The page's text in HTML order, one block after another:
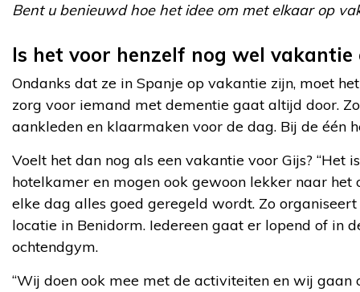
Bent u benieuwd hoe het idee om met elkaar op
Is het voor henzelf nog wel
Ondanks dat ze in Spanje op vakantie zijn, moet
zorg voor iemand met dementie gaat altijd door.
aankleden en klaarmaken voor de dag. Bij de één
Voelt het dan nog als een vakantie voor Gijs? “Het
hotelkamer en mogen ook gewoon lekker naar
elke dag alles goed geregeld wordt. Zo
locatie in Benidorm. Iedereen gaat er lopend of in
ochtendgym.
“Wij doen ook mee met de activiteiten en wij